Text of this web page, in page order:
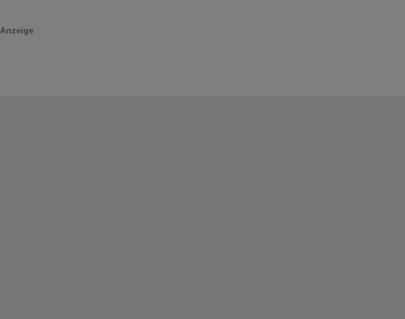
Anzeige